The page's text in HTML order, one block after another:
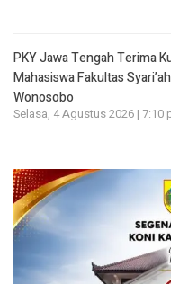
PKY Jawa Tengah Terima
Mahasiswa Fakultas
Wonosobo
Selasa, 4 Agustus 2026 | 7:10